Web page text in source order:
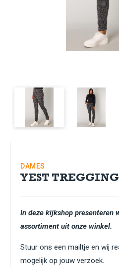
DAMES
YEST TREGGING
In deze kijkshop presenteren
assortiment uit onze winkel.
Stuur ons een mailtje en wij
mogelijk op jouw verzoek.